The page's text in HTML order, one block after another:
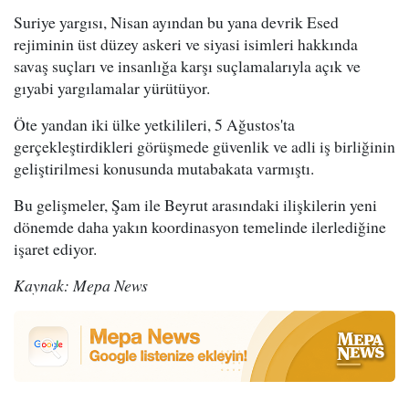
Suriye yargısı, Nisan ayından bu yana devrik Esed
rejiminin üst düzey askeri ve siyasi isimleri hakkında
savaş suçları ve insanlığa karşı suçlamalarıyla açık ve
gıyabi yargılamalar yürütüyor.
Öte yandan iki ülke yetkilileri, 5 Ağustos'ta
gerçekleştirdikleri görüşmede güvenlik ve adli iş birliğinin
geliştirilmesi konusunda mutabakata varmıştı.
Bu gelişmeler, Şam ile Beyrut arasındaki ilişkilerin yeni
dönemde daha yakın koordinasyon temelinde ilerlediğine
işaret ediyor.
Kaynak: Mepa News